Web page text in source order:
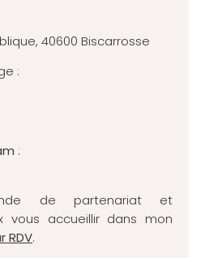
40600 Biscarrosse
:
:
de partenariat et
vous accueillir dans mon
RDV.